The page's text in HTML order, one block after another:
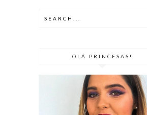
OLÁ PRINCESAS!